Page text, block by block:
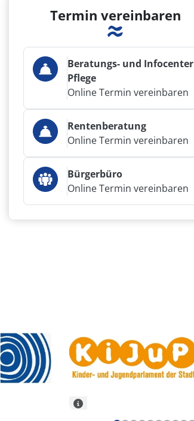
Termin vereinbaren
Beratungs- und Infocenter
Pflege
Online Termin vereinbaren
Rentenberatung
Online Termin vereinbaren
Bürgerbüro
Online Termin vereinbaren